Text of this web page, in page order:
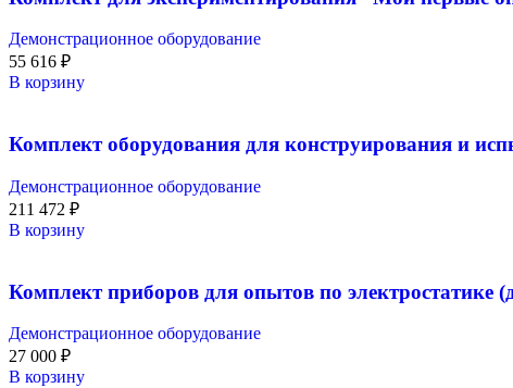
Демонстрационное оборудование
55 616 ₽
В корзину
Комплект оборудования для конструирования и
Демонстрационное оборудование
211 472 ₽
В корзину
Комплект приборов для опытов по электростатике
Демонстрационное оборудование
27 000 ₽
В корзину